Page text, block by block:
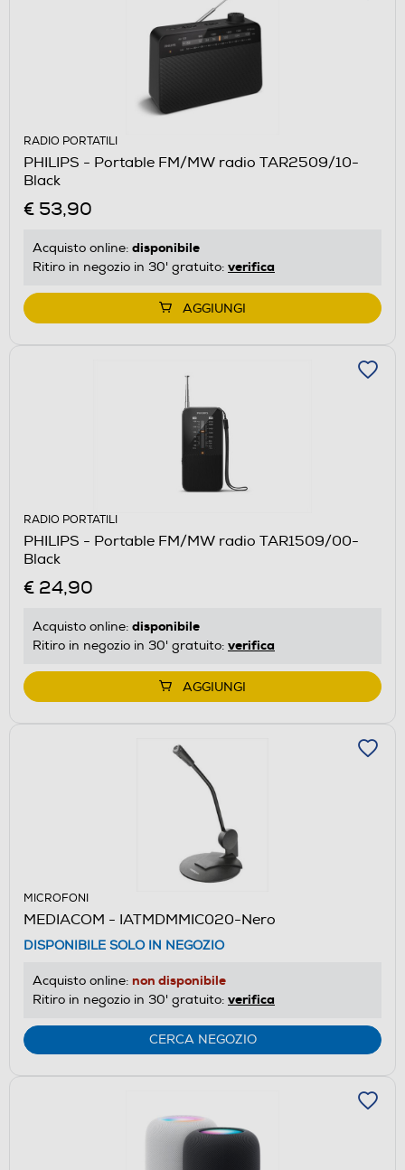
RADIO PORTATILI
PHILIPS - Portable FM/MW radio TAR2509/10-
Black
€ 53,90
Acquisto online: disponibile
Ritiro in negozio in 30' gratuito: verifica
AGGIUNGI
RADIO PORTATILI
PHILIPS - Portable FM/MW radio TAR1509/00-
Black
€ 24,90
Acquisto online: disponibile
Ritiro in negozio in 30' gratuito: verifica
AGGIUNGI
MICROFONI
MEDIACOM - IATMDMMIC020-Nero
DISPONIBILE SOLO IN NEGOZIO
Acquisto online: non disponibile
Ritiro in negozio in 30' gratuito: verifica
CERCA NEGOZIO